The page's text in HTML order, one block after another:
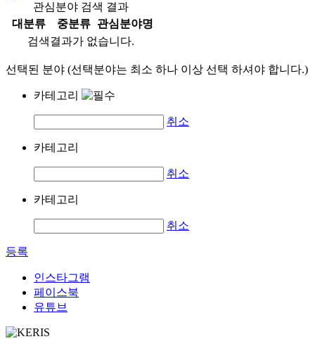
관심분야 검색 결과
대분류
중분류
관심분야명
검색결과가 없습니다.
선택된 분야 (선택분야는 최소 하나 이상 선택 하셔야 합니다.)
카테고리
취소
카테고리
취소
카테고리
취소
등록
인스타그램
페이스북
유튜브